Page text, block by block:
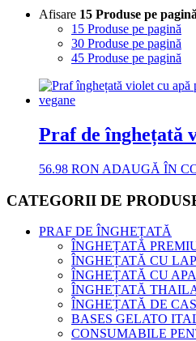
Afisare 15 Produse pe pagină
15 Produse pe pagină
30 Produse pe pagină
45 Produse pe pagină
Praf de înghețată
56.98 RON ADAUGĂ ÎN
CATEGORII DE
PRAF DE ÎNGHEȚATĂ
ÎNGHEȚATĂ
ÎNGHEȚATĂ CU
ÎNGHEȚATĂ CU APA
ÎNGHEȚATĂ
ÎNGHEȚATĂ DE
BASES GELATO
CONSUMABILE